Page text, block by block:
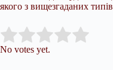
якого з вищезгаданих
Rate this item:
No votes yet.